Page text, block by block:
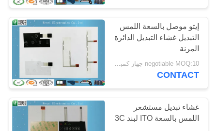
مراقبة
الجودة
اتصل
اطلب
اقتباس
إيتو موصل بالسعة اللمس
التبديل غشاء التبديل الدائرة
المرنة
negotiable MOQ:10 جهاز كمبيوتر شخصى / النظام
CONTACT
غشاء تبديل مستشعر
اللمس بالسعة ITO لبند 3C